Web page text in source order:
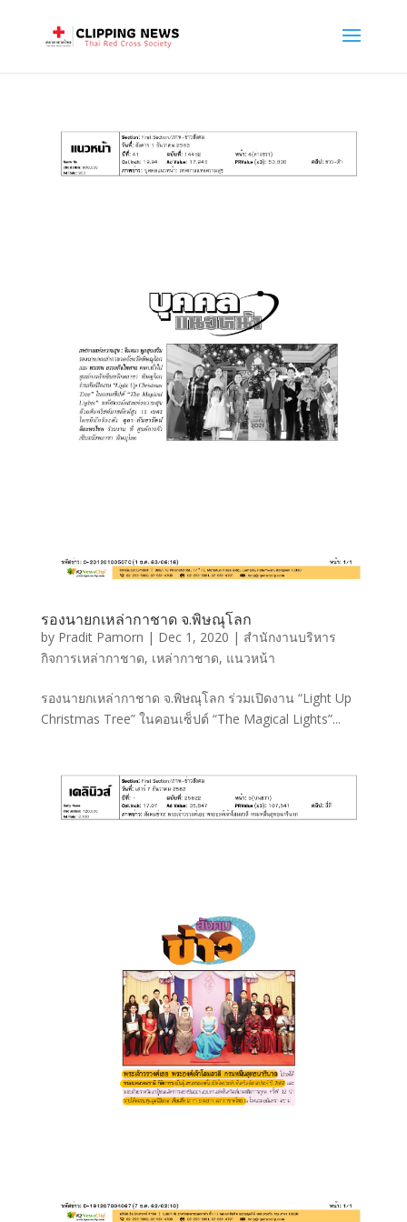
รองนายกเหล่ากาชาด จ.พิษณุโลก
by Pradit Pamorn | Dec 1, 2020 | สำนักงานบริหาร
กิจการเหล่ากาชาด, เหล่ากาชาด, แนวหน้า
รองนายกเหล่ากาชาด จ.พิษณุโลก ร่วมเปิดงาน “Light Up
Christmas Tree” ในคอนเซ็ปต์ “The Magical Lights”...